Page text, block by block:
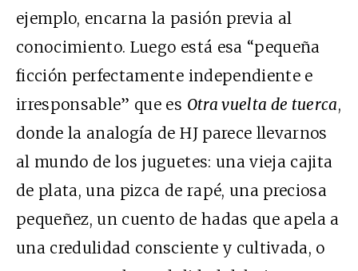
ejemplo, encarna la pasión previa al
conocimiento. Luego está esa “pequeña
ficción perfectamente independiente e
irresponsable” que es Otra vuelta de tuerca,
donde la analogía de HJ parece llevarnos
al mundo de los juguetes: una vieja cajita
de plata, una pizca de rapé, una preciosa
pequeñez, un cuento de hadas que apela a
una credulidad consciente y cultivada, o